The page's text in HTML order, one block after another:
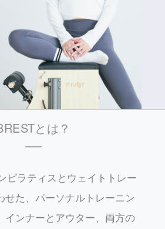
とは？
ピラティスとウェイトトレー
せた、パーソナルトレーニン
インナーとアウター、両方の